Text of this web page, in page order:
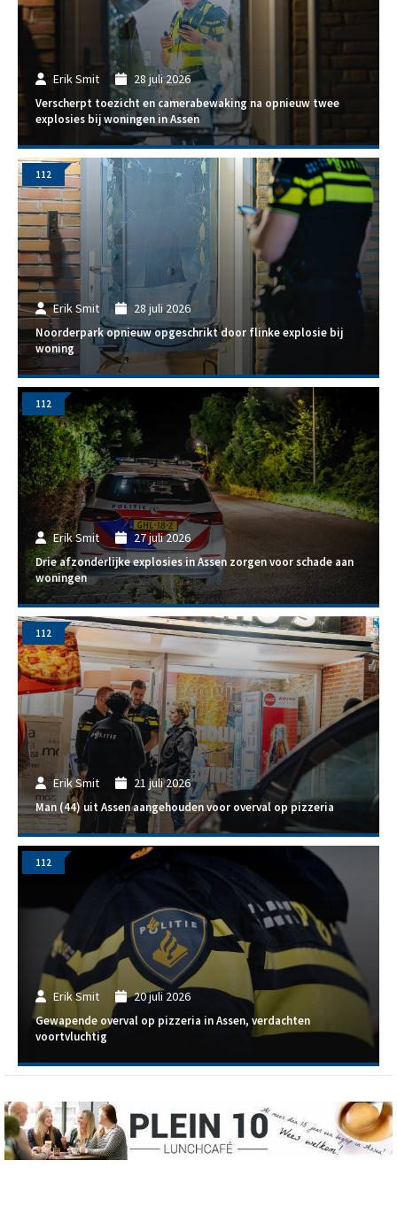
Erik Smit 28 juli 2026
Verscherpt toezicht en camerabewaking na opnieuw twee
explosies bij woningen in Assen
Erik Smit 28 juli 2026
Noorderpark opnieuw opgeschrikt door flinke explosie bij
woning
112
Erik Smit 27 juli 2026
Drie afzonderlijke explosies in Assen zorgen voor schade aan
woningen
112
Erik Smit 21 juli 2026
Man (44) uit Assen aangehouden voor overval op pizzeria
112
Erik Smit 20 juli 2026
Gewapende overval op pizzeria in Assen, verdachten
voortvluchtig
112